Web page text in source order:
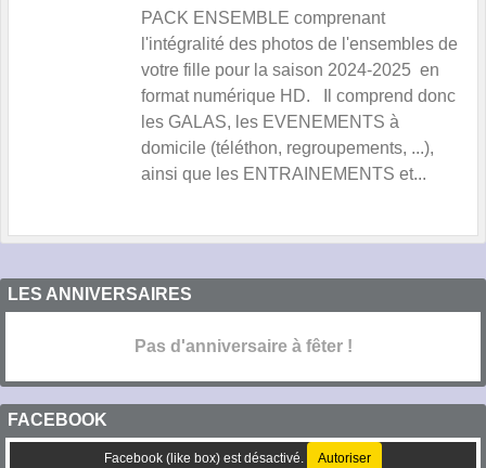
PACK ENSEMBLE comprenant
l'intégralité des photos de l'ensembles de
votre fille pour la saison 2024-2025 en
format numérique HD. Il comprend donc
les GALAS, les EVENEMENTS à
domicile (téléthon, regroupements, ...),
ainsi que les ENTRAINEMENTS et...
LES ANNIVERSAIRES
Pas d'anniversaire à fêter !
FACEBOOK
Facebook (like box) est désactivé. Autoriser